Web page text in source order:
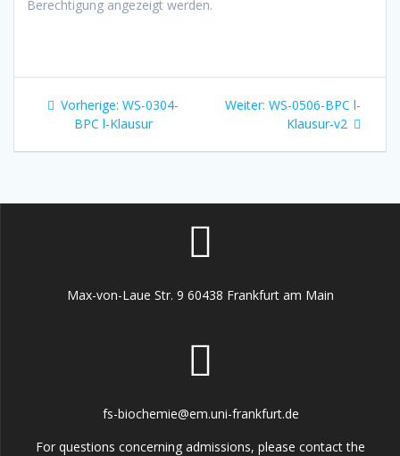
Berechtigung angezeigt werden.
Beitragsnavigation
Vorherige: Vorheriger
Beitrag:
WS-0304-
BPC l-Klausur
Weiter: Nächster
Beitrag:
WS-0506-BPC l-
Klausur-v2
Max-von-Laue Str. 9 60438 Frankfurt am Main
fs-biochemie@em.uni-frankfurt.de
For questions concerning admissions, please contact the